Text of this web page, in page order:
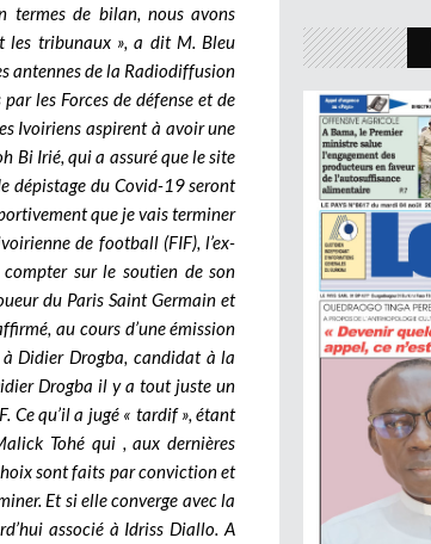
termes de bilan, nous avons
les tribunaux », a dit M. Bleu
antennes de la Radiodiffusion
les Forces de défense et de
Ivoiriens aspirent à avoir une
Bi Irié, qui a assuré que le site
dépistage du Covid-19 seront
que je vais terminer
de football (FIF), l’ex-
sur le soutien de son
du Paris Saint Germain et
au cours d’une émission
à Didier Drogba, candidat à la
Drogba il y a tout juste un
Ce qu’il a jugé « tardif », étant
Tohé qui , aux dernières
sont faits par conviction et
Et si elle converge avec la
associé à Idriss Diallo. A